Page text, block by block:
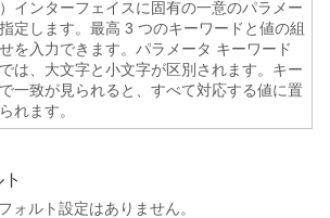
）インターフェイスに固有の一意のパラメー
定します。最高 3 つのキーワードと値の組
を入力できます。パラメータ キーワード
は、大文字と小文字が区別されます。キー
一致が見られると、すべて対応する値に置
れます。
ォルト設定はありません。